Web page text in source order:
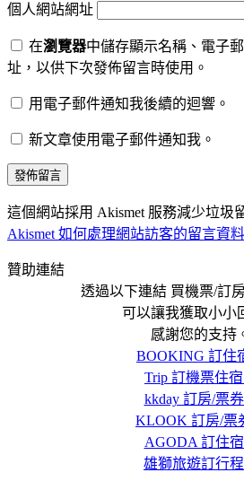
個人網站網址
在瀏覽器中儲存顯示名稱、電子
址，以供下次發佈留言時使用。
用電子郵件通知我後續的迴響。
新文章使用電子郵件通知我。
這個網站採用 Akismet 服務減少垃圾
Akismet 如何處理網站訪客的留言資料
贊助連結
透過以下連結 買機票/訂
可以讓我獲取小小
感謝您的支持
BOOKING 訂住
Trip 訂機票住宿
kkday 訂房/票券
KLOOK 訂房/票
AGODA 訂住宿
雄獅旅遊訂行程